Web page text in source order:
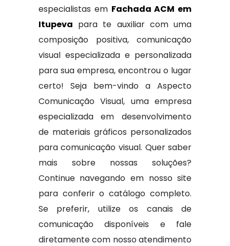
especialistas em Fachada ACM em
Itupeva para te auxiliar com uma
composição positiva, comunicação
visual especializada e personalizada
para sua empresa, encontrou o lugar
certo! Seja bem-vindo a Aspecto
Comunicação Visual, uma empresa
especializada em desenvolvimento
de materiais gráficos personalizados
para comunicação visual. Quer saber
mais sobre nossas soluções?
Continue navegando em nosso site
para conferir o catálogo completo.
Se preferir, utilize os canais de
comunicação disponíveis e fale
diretamente com nosso atendimento